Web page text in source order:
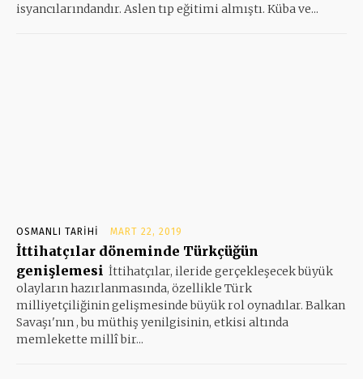
isyancılarındandır. Aslen tıp eğitimi almıştı. Küba ve...
OSMANLI TARIHI MART 22, 2019
İttihatçılar döneminde Türkçüğün
genişlemesi İttihatçılar, ileride gerçekleşecek büyük
olayların hazırlanmasında, özellikle Türk
milliyetçiliğinin gelişmesinde büyük rol oynadılar. Balkan
Savaşı'nın , bu müthiş yenilgisinin, etkisi altında
memlekette millî bir...